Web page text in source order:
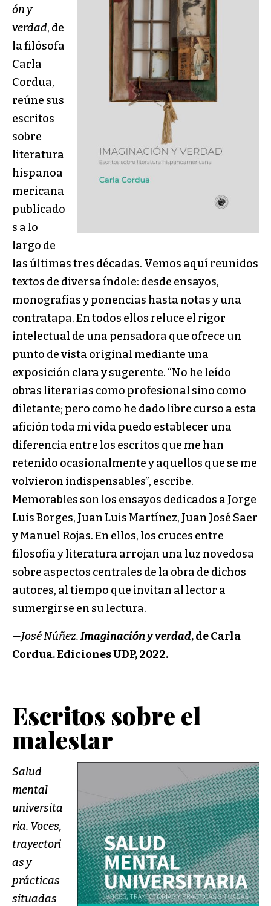
ón y
verdad, de
la filósofa
Carla
Cordua,
reúne sus
escritos
sobre
literatura
hispanoa
mericana
publicado
s a lo
largo de
las últimas tres décadas. Vemos aquí reunidos
textos de diversa índole: desde ensayos,
monografías y ponencias hasta notas y una
contratapa. En todos ellos reluce el rigor
intelectual de una pensadora que ofrece un
punto de vista original mediante una
exposición clara y sugerente. “No he leído
obras literarias como profesional sino como
diletante; pero como he dado libre curso a esta
afición toda mi vida puedo establecer una
diferencia entre los escritos que me han
retenido ocasionalmente y aquellos que se me
volvieron indispensables”, escribe.
Memorables son los ensayos dedicados a Jorge
Luis Borges, Juan Luis Martínez, Juan José Saer
y Manuel Rojas. En ellos, los cruces entre
filosofía y literatura arrojan una luz novedosa
sobre aspectos centrales de la obra de dichos
autores, al tiempo que invitan al lector a
sumergirse en su lectura.
—José Núñez.Imaginación y verdad, de Carla
Cordua. Ediciones UDP, 2022.
Escritos sobre el
malestar
Salud
mental
universita
ria. Voces,
trayectori
as y
prácticas
situadas